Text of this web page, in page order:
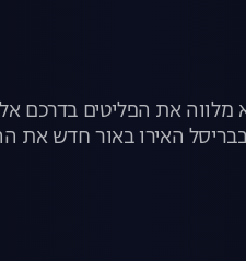
מלווה את הפליטים בדרכם
האירו באור חדש